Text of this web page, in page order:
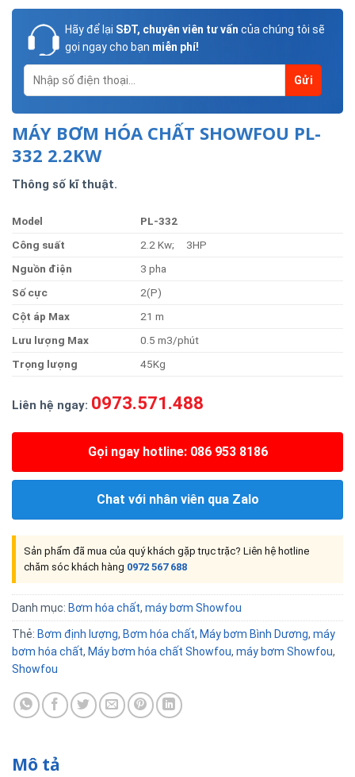
Hãy để lại SĐT, chuyên viên tư vấn của chúng tôi sẽ
gọi ngay cho bạn miễn phí!
MÁY BƠM HÓA CHẤT SHOWFOU PL-
332 2.2KW
Thông số kĩ thuật.
Model PL-332
Công suất
2.2 Kw; 3HP
Nguồn điện
3 pha
Số cực
2(P)
Cột áp Max
21 m
Lưu lượng Max
0.5 m3/phút
Trọng lượng 45Kg
Liên hệ ngay: 0973.571.488
Gọi ngay hotline: 086 953 8186
Chat với nhân viên qua Zalo
Sản phẩm đã mua của quý khách gặp trục trặc? Liên hệ hotline
chăm sóc khách hàng 0972 567 688
Danh mục: Bơm hóa chất, máy bơm Showfou
Thẻ: Bơm định lượng, Bơm hóa chất, Máy bơm Bình Dương, máy
bơm hóa chất, Máy bơm hóa chất Showfou, máy bơm Showfou,
Showfou
Mô tả